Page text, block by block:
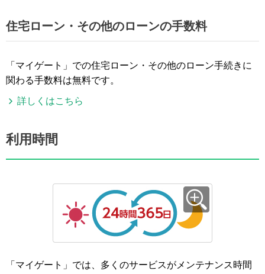
住宅ローン・その他のローンの手数料
「マイゲート」での住宅ローン・その他のローン手続きに
関わる手数料は無料です。
詳しくはこちら
利用時間
「マイゲート」では、多くのサービスがメンテナンス時間